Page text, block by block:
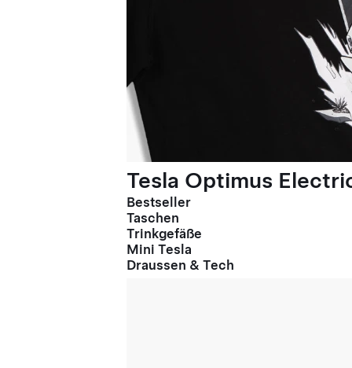
Tesla Optimus
Bestseller
Taschen
Trinkgefäße
Mini Tesla
Draussen & Tech